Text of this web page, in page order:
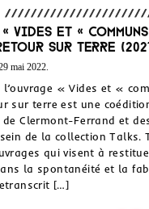
Vides et «
sur terre
mai 2022.
l’ouvrage « Vides et «
sur terre est une
de Clermont-Ferrand et
de la collection Talks.
qui visent à
la spontanéité et la
[…]